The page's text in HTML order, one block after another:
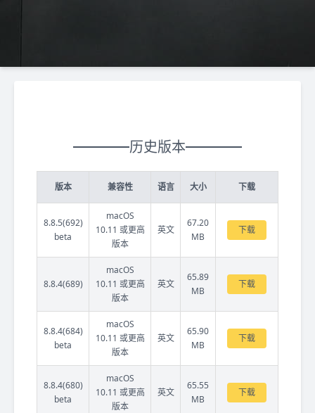
历史版本
版本 兼容性 语言 大小 下载
8.8.5(692)
beta
macOS
10.11 或更高
版本
英文
67.20
MB
下载
8.8.4(689)
macOS
10.11 或更高
版本
英文
65.89
MB
下载
8.8.4(684)
beta
macOS
10.11 或更高
版本
英文
65.90
MB
下载
8.8.4(680)
beta
macOS
10.11 或更高
版本
英文
65.55
MB
下载